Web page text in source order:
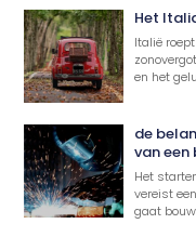
Het
Italië
en het
de
van
Het
vereist
gaat